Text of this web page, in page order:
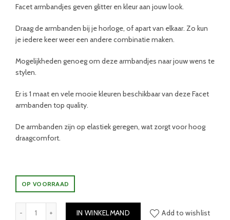
Facet armbandjes geven glitter en kleur aan jouw look.
Draag de armbanden bij je horloge, of apart van elkaar. Zo kun
je iedere keer weer een andere combinatie maken.
Mogelijkheden genoeg om deze armbandjes naar jouw wens te
stylen.
Er is 1 maat en vele mooie kleuren beschikbaar van deze Facet
armbanden top quality.
De armbanden zijn op elastiek geregen, wat zorgt voor hoog
draagcomfort.
OP VOORRAAD
Kralen armband Indy parelmoerblauw aantal
IN WINKELMAND Add to wishlist